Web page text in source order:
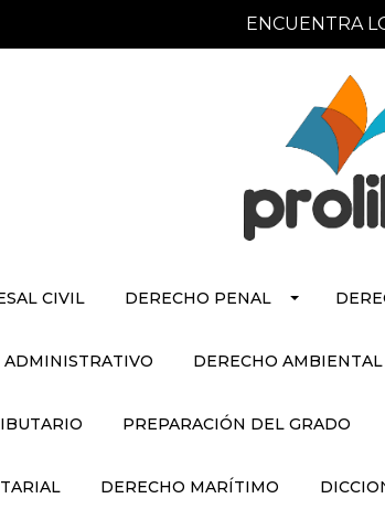
ENCUENTRA
CIVIL DERECHO PENAL
ADMINISTRATIVO DERECHO AMBIENTAL
PREPARACIÓN DEL GRADO
DERECHO MARÍTIMO